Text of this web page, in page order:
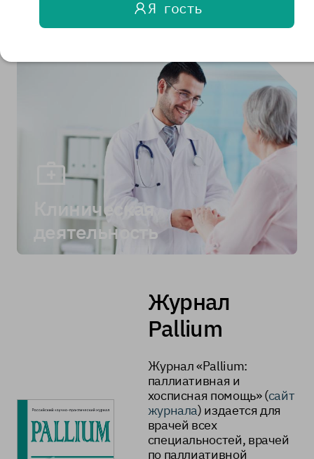
деятельность
Клиническая
деятельность
Журнал
Pallium
Журнал «Pallium:
паллиативная и
хосписная помощь» (сайт
журнала) издается для
врачей всех
специальностей, врачей
по паллиативной
Я гость